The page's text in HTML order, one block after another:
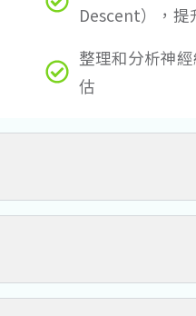
Descent），提
整理和分析神
估